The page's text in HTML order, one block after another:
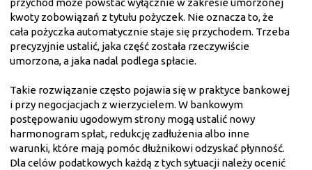
przychód może powstać wyłącznie w zakresie umorzonej
kwoty zobowiązań z tytułu pożyczek. Nie oznacza to, że
cała pożyczka automatycznie staje się przychodem. Trzeba
precyzyjnie ustalić, jaka część została rzeczywiście
umorzona, a jaka nadal podlega spłacie.
Takie rozwiązanie często pojawia się w praktyce bankowej
i przy negocjacjach z wierzycielem. W bankowym
postępowaniu ugodowym strony mogą ustalić nowy
harmonogram spłat, redukcję zadłużenia albo inne
warunki, które mają pomóc dłużnikowi odzyskać płynność.
Dla celów podatkowych każdą z tych sytuacji należy ocenić